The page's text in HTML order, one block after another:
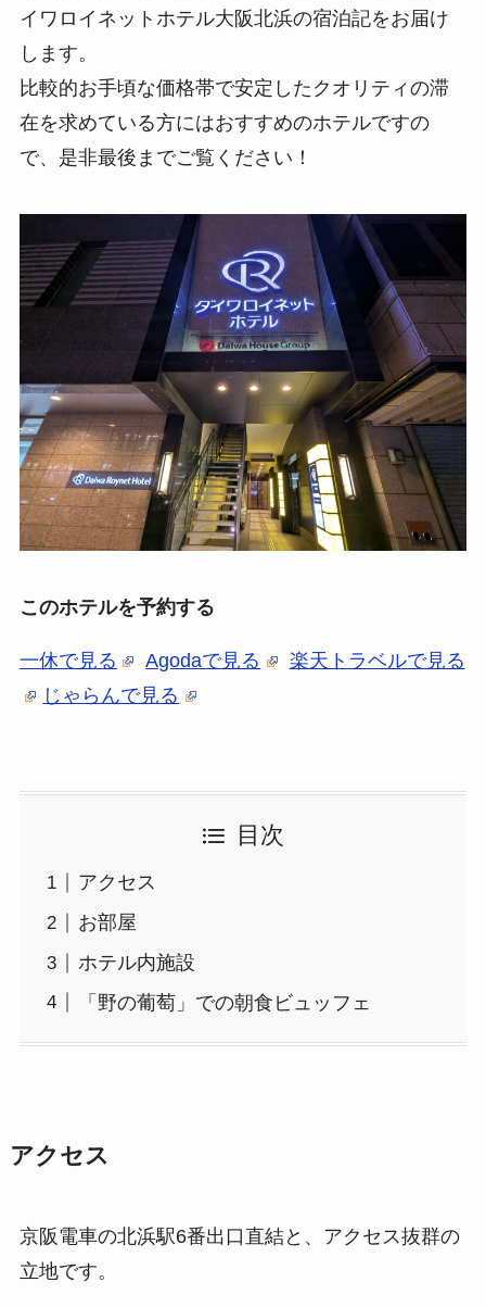
イワロイネットホテル大阪北浜の宿泊記をお届け
します。
比較的お手頃な価格帯で安定したクオリティの滞
在を求めている方にはおすすめのホテルですの
で、是非最後までご覧ください！
このホテルを予約する
一休で見る Agodaで見る
楽天トラベルで見る
じゃらんで見る
目次
アクセス
お部屋
ホテル内施設
「野の葡萄」での朝食ビュッフェ
アクセス
京阪電車の北浜駅6番出口直結と、アクセス抜群の
立地です。